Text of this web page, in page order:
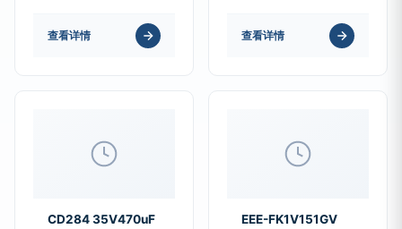
查看详情 查看详情
CD284 35V470uF EEE-FK1V151GV